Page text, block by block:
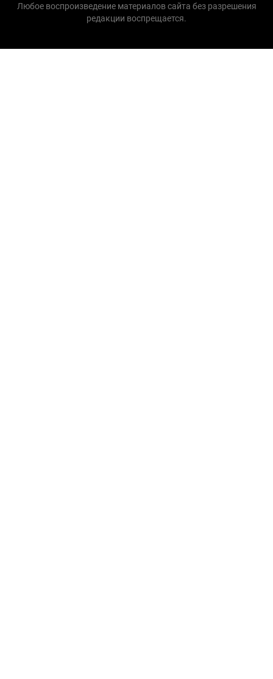
Любое воспроизведение материалов сайта без разрешения
редакции воспрещается.